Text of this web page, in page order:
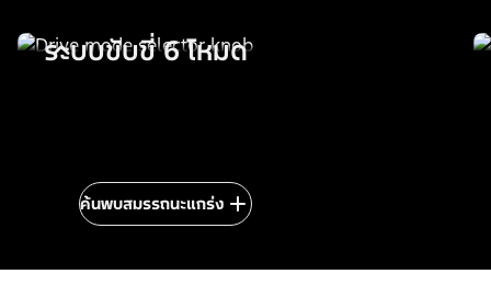
ระบบขับขี่ 6 โหมด
ค้นพบสมรรถนะแกร่ง